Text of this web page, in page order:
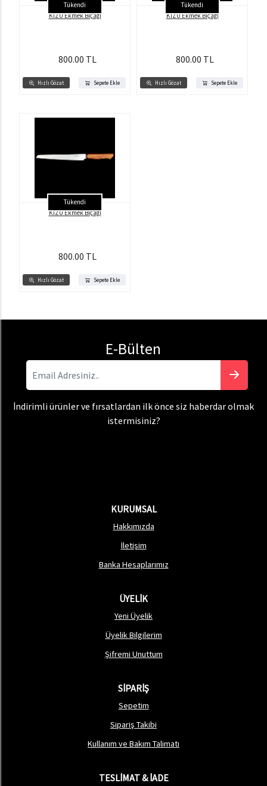
Tükendi
Hızlı Gözat Sepete Ekle
KİZU Ekmek Bıçağı
800.00 TL
Tükendi
Hızlı Gözat Sepete Ekle
KİZU Ekmek Bıçağı
800.00 TL
Tükendi
Hızlı Gözat Sepete Ekle
KİZU Ekmek Bıçağı
800.00 TL
E-Bülten
İndirimli ürünler ve fırsatlardan ilk önce siz haberdar olmak
istermisiniz?
KURUMSAL
Hakkımızda
İletişim
Banka Hesaplarımız
ÜYELİK
Yeni Üyelik
Üyelik Bilgilerim
Şifremi Unuttum
SİPARİŞ
Sepetim
Sipariş Takibi
Kullanım ve Bakım Talimatı
TESLİMAT & İADE